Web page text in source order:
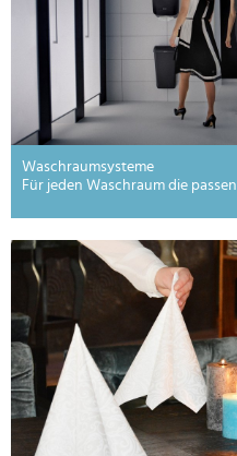
Waschraumsysteme
Für jeden Waschraum die